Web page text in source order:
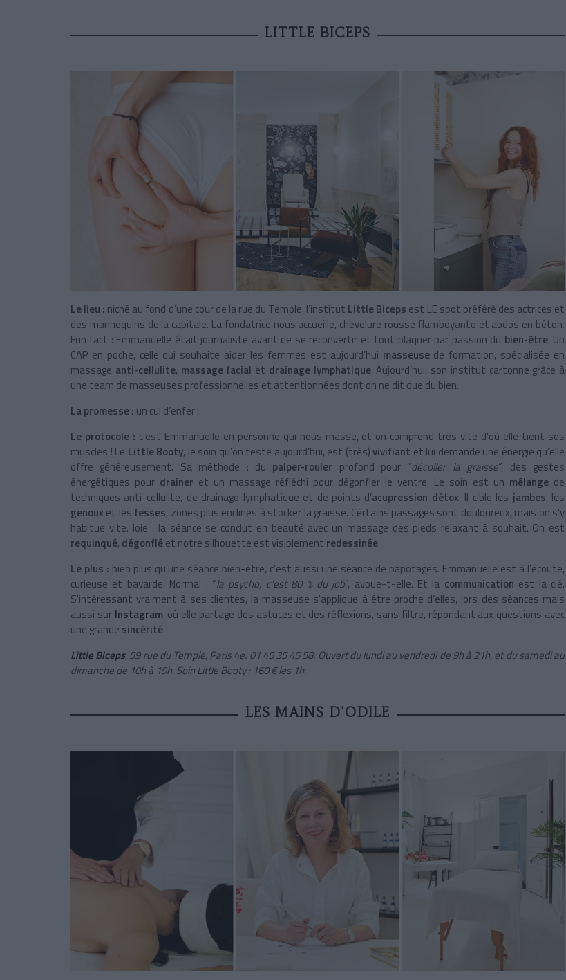
LITTLE BICEPS
Le lieu : niché au fond d’une cour de la rue du Temple, l’institut Little Biceps est LE spot préféré des actrices et
des mannequins de la capitale. La fondatrice nous accueille, chevelure rousse flamboyante et abdos en béton.
Fun fact : Emmanuelle était journaliste avant de se reconvertir et tout plaquer par passion du bien-être. Un
CAP en poche, celle qui souhaite aider les femmes est aujourd’hui masseuse de formation, spécialisée en
massage anti-cellulite, massage facial et drainage lymphatique. Aujourd’hui, son institut cartonne grâce à
une team de masseuses professionnelles et attentionnées dont on ne dit que du bien.
La promesse : un cul d’enfer !
Le protocole : c’est Emmanuelle en personne qui nous masse, et on comprend très vite d'où elle tient ses
muscles ! Le Little Booty, le soin qu’on teste aujourd’hui, est (très)vivifiant et lui demande une énergie qu’elle
offre généreusement. Sa méthode : du palper-rouler profond pour “décoller la graisse”, des gestes
énergétiques pour drainer et un massage réfléchi pour dégonfler le ventre. Le soin est un mélange de
techniques anti-cellulite, de drainage lymphatique et de points d’acupression détox. Il cible les jambes, les
genoux et les fesses, zones plus enclines à stocker la graisse. Certains passages sont douloureux, mais on s'y
habitue vite. Joie : la séance se conclut en beauté avec un massage des pieds relaxant à souhait. On est
requinqué, dégonfléet notre silhouette est visiblement redessinée.
Le plus : bien plus qu’une séance bien-être, c’est aussi une séance de papotages. Emmanuelle est à l’écoute,
curieuse et bavarde. Normal : “la psycho, c’est 80 % du job”, avoue-t-elle. Et la communication est la clé.
S'intéressant vraiment à ses clientes, la masseuse s'applique à être proche d’elles, lors des séances mais
aussi sur Instagram, où elle partage des astuces et des réflexions, sans filtre, répondant aux questions avec
une grande sincérité.
Little Biceps, 59 rue du Temple, Paris 4e. 01 45 35 45 58. Ouvert du lundi au vendredi de 9h à 21h, et du samedi au
dimanche de 10h à 19h. Soin Little Booty : 160 € les 1h.
LES MAINS D'ODILE